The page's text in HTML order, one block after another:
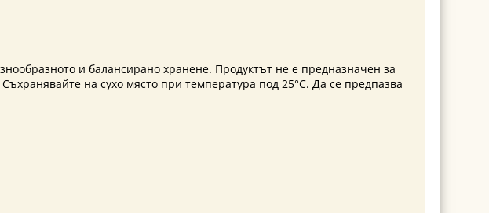
и балансирано хранене. Продуктът не е предназначен за
на сухо място при температура под 25°С. Да се предпазва